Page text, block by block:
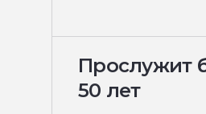
Прослужит
50 лет